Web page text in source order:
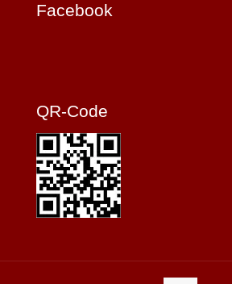
Facebook
QR-Code